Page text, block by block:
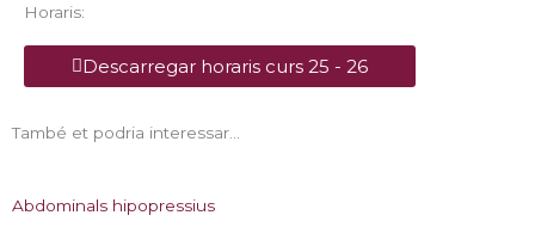
Horaris:
Descarregar horaris curs 25 - 26
També et podria interessar...
Abdominals hipopressius